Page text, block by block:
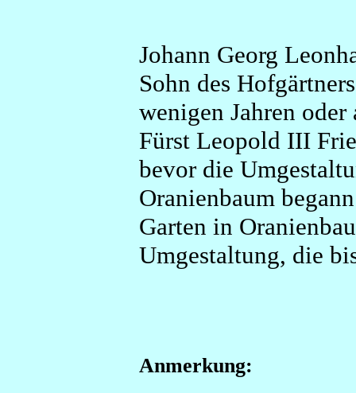
Johann Georg
Sohn des
wenigen Jahren
Fürst Leopold III
bevor die
Oranienbaum
Garten in
Umgestaltung, die
Anmerkung: